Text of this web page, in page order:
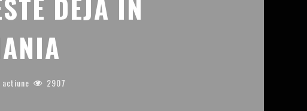
DEJA IN
actiune 2907